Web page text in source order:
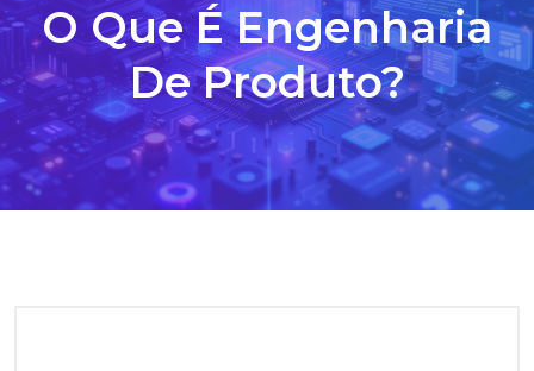
O Que É Engenharia
De Produto?